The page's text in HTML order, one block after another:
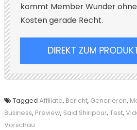
kommt Member Wunder
Kosten gerade Recht.
DIREKT ZUM
Tagged Affiliate, Bericht, Generieren,
Business, Preview, Said Shiripour, Test,
Vorschau